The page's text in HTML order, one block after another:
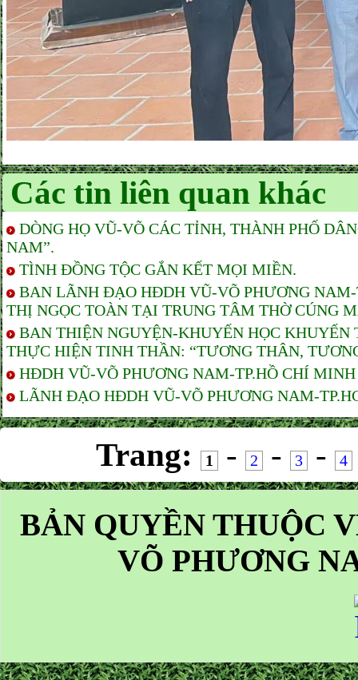
Các tin liên quan khác
DÒNG HỌ VŨ-VÕ CÁC TỈNH, THÀNH PHỐ
NAM”.
TÌNH ĐỒNG TỘC GẮN KẾT MỌI MIỀN.
BAN LÃNH ĐẠO HĐDH VŨ-VÕ PHƯƠNG
THỊ NGỌC TOÀN TẠI TRUNG TÂM THỜ CÚNG
BAN THIỆN NGUYỆN-KHUYẾN HỌC
THỰC HIỆN TINH THẦN: “TƯƠNG THÂN,
HĐDH VŨ-VÕ PHƯƠNG NAM-TP.HỒ CHÍ
LÃNH ĐẠO HĐDH VŨ-VÕ PHƯƠNG NAM-
Trang: 1 - 2 - 3 - 4
BẢN QUYỀN THUỘC
VÕ PHƯƠNG